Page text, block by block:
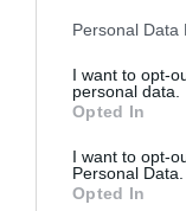
Please note that
not limited to your
grant or deny
use your data for
consent section.
Personal Data
I want to opt-
personal data.
Opted In
I want to opt-
Personal Data.
Opted In